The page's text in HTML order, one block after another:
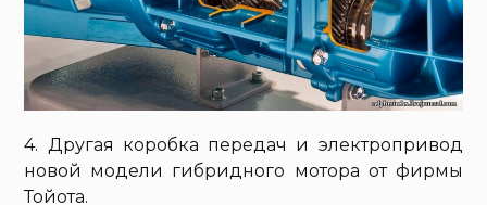
4. Другая коробка передач и электропривод
новой модели гибридного мотора от фирмы
Тойота.